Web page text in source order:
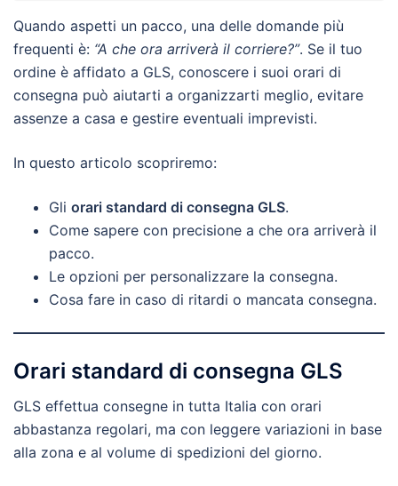
Quando aspetti un pacco, una delle domande più
frequenti è: “A che ora arriverà il corriere?”. Se il tuo
ordine è affidato a GLS, conoscere i suoi orari di
consegna può aiutarti a organizzarti meglio, evitare
assenze a casa e gestire eventuali imprevisti.
In questo articolo scopriremo:
Gli orari standard di consegna GLS.
Come sapere con precisione a che ora arriverà il
pacco.
Le opzioni per personalizzare la consegna.
Cosa fare in caso di ritardi o mancata consegna.
Orari standard di consegna GLS
GLS effettua consegne in tutta Italia con orari
abbastanza regolari, ma con leggere variazioni in base
alla zona e al volume di spedizioni del giorno.